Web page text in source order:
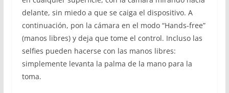
delante, sin miedo a que se caiga el dispositivo. A
continuación, pon la cámara en el modo “Hands-free”
(manos libres) y deja que tome el control. Incluso las
selfies pueden hacerse con las manos libres:
simplemente levanta la palma de la mano para la
toma.